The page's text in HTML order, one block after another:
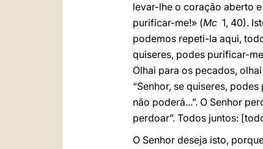
levar-lhe o coração aberto
purificar-me!» (Mc 1, 40).
podemos repeti-la aqui,
quiseres, podes purificar-
Olhai para os pecados,
“Senhor, se quiseres,
não poderá...”. O Senhor
perdoar”. Todos juntos:
O Senhor deseja isto,